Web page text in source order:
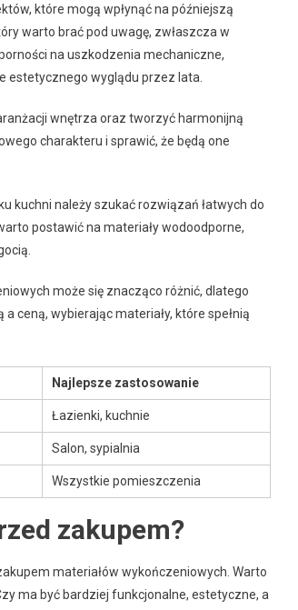
które mogą wpłynąć na późniejszą
warto brać pod uwagę, zwłaszcza w
na uszkodzenia mechaniczne,
estetycznego wyglądu przez lata.
wnętrza oraz tworzyć harmonijną
charakteru i sprawić, że będą one
kuchni należy szukać rozwiązań łatwych do
postawić na materiały wodoodporne,
może się znacząco różnić, dlatego
ceną, wybierając materiały, które spełnią
Najlepsze zastosowanie
Łazienki, kuchnie
Salon, sypialnia
Wszystkie pomieszczenia
zakupem?
materiałów wykończeniowych. Warto
ma być bardziej funkcjonalne, estetyczne, a